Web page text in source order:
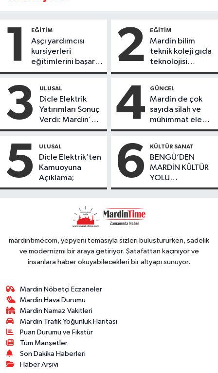
1 EĞİTİM
Aşçı yardımcısı
kursiyerleri
eğitimlerini başarı
ile tamamladı
2 EĞİTİM
Mardin bilim
teknik koleji gıda
teknolojisi
öğrencileri
ürünlerini satarak
köydeki
çoçuklara kitap
desteğinde
bulundu
3 ULUSAL
Dicle Elektrik
Yatırımları Sonuç
Verdi: Mardin’de
Kayıp Kaçak
Düşüş
4 GÜNCEL
Mardin de çok
sayıda silah ve
mühimmat ele
geçirildi
5 ULUSAL
Dicle Elektrik’ten
Kamuoyuna
Açıklama;
6 KÜLTÜR SANAT
BENGÜ’DEN
MARDİN KÜLTÜR
YOLU
FESTIVALİ’NDE
mardintimecom, yepyeni temasıyla sizleri buluştururken, sadelik
ve modernizmi bir araya getiriyor. Şatafattan kaçınıyor ve
insanlara haber okuyabilecekleri bir altyapı sunuyor.
Mardin Nöbetçi Eczaneler
Mardin Hava Durumu
Mardin Namaz Vakitleri
Mardin Trafik Yoğunluk Haritası
Puan Durumu ve Fikstür
Tüm Manşetler
Son Dakika Haberleri
Haber Arşivi